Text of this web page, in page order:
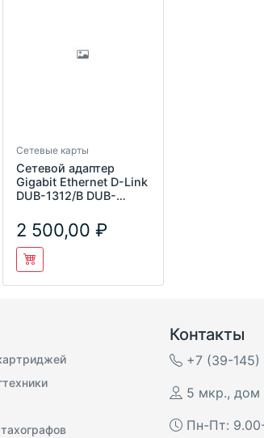
Сетевые карты
Сетевой адаптер
Gigabit Ethernet D-Link
DUB-1312/B DUB-
2 500,00
Контакты
+7 (39-145)
5 мкр., дом
Пн-Пт: